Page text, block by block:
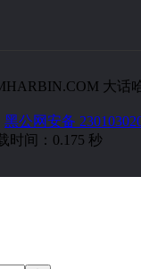
大话
黑公网安备
时间：0.175 秒